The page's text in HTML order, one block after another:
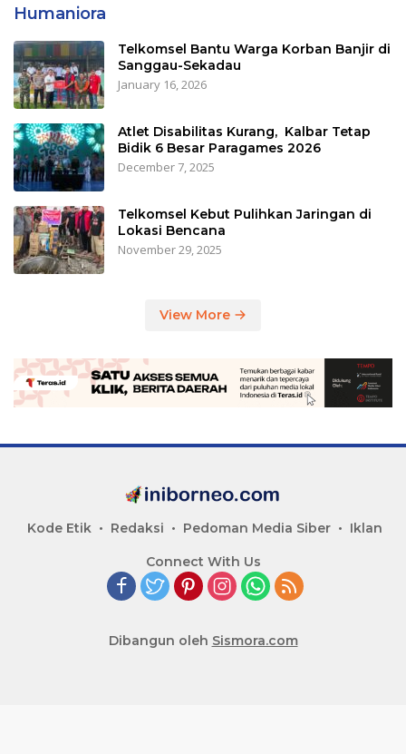
Humaniora
Telkomsel Bantu Warga Korban Banjir di
Sanggau-Sekadau
January 16, 2026
Atlet Disabilitas Kurang, Kalbar Tetap
Bidik 6 Besar Paragames 2026
December 7, 2025
Telkomsel Kebut Pulihkan Jaringan di
Lokasi Bencana
November 29, 2025
View More
Kode Etik Redaksi Pedoman Media Siber Iklan
Connect With Us
Dibangun oleh Sismora.com